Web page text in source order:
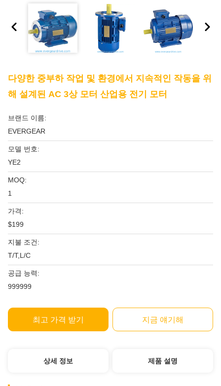
다양한 중부하 작업 및 환경에서 지속적인 작동을 위
해 설계된 AC 3상 모터 산업용 전기 모터
브랜드 이름:
EVERGEAR
모델 번호:
YE2
MOQ:
1
가격:
$199
지불 조건:
T/T,L/C
공급 능력:
999999
최고 가격 받기 지금 얘기해
상세 정보 제품 설명